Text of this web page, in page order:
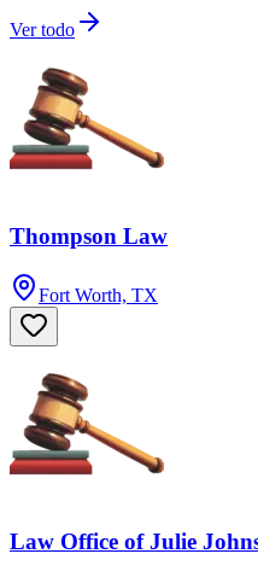
Ver todo
Thompson Law
Fort Worth, TX
Law Office of Julie